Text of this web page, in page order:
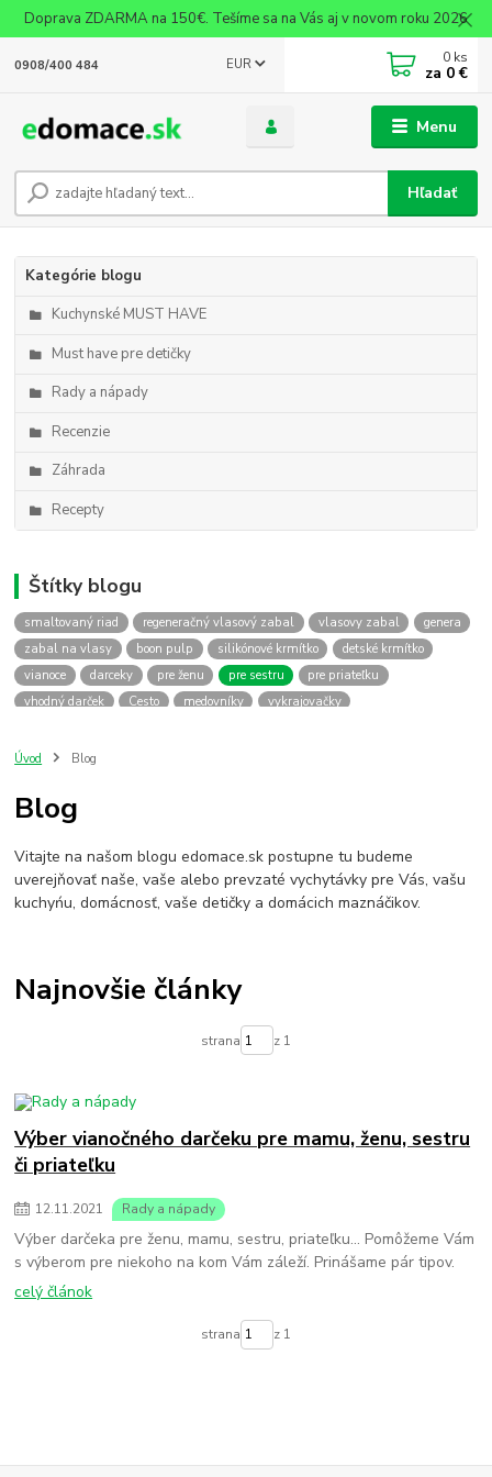
Doprava ZDARMA na 150€. Tešíme sa na Vás aj v novom roku 2026
Menu
EUR
Hľadať
0908/400 484 0 ks
za 0 €
Kategórie blogu
Kuchynské MUST HAVE
Must have pre detičky
Rady a nápady
Recenzie
Záhrada
Recepty
Štítky blogu
smaltovaný riad regeneračný vlasový zabal vlasovy zabal
genera
zabal na vlasy
boon pulp silikónové krmítko
detské krmítko
vianoce
darceky pre ženu pre sestru
pre priateľku
vhodný darček
Cesto medovníky vykrajovačky
Úvod Blog
Blog
Vitajte na našom blogu edomace.sk postupne tu budeme
uverejňovať naše, vaše alebo prevzaté vychytávky pre Vás, vašu
kuchyńu, domácnosť, vaše detičky a domácich maznáčikov.
Najnovšie články
strana z 1
Výber vianočného darčeku pre mamu, ženu, sestru
či priateľku
12.11.2021 Rady a nápady
Výber darčeka pre ženu, mamu, sestru, priateľku... Pomôžeme Vám
s výberom pre niekoho na kom Vám záleží. Prinášame pár tipov.
celý článok
strana z 1